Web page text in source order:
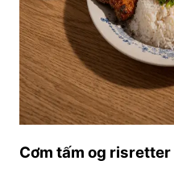
Cơm tấm og risretter